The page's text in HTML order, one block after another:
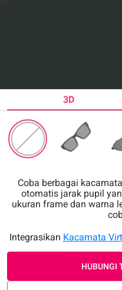
3D
Coba berbagai
otomatis jarak pupil
ukuran frame dan warna
Integrasikan Kacamata
HUBUNGI